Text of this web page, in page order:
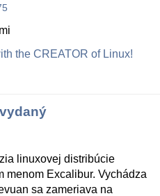
the CREATOR of Linux!
linuxovej distribúcie
menom Excalibur. Vychádza
sa zameriava na